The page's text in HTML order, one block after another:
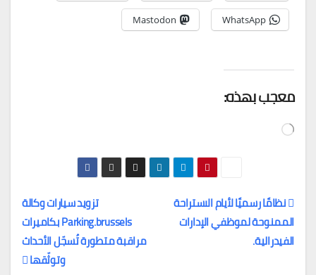
WhatsApp
Mastodon
معجب بهذه:
جاري
تصفّح
المقالات
تزويد سيارات وكالة
Parking.brussels بكاميرات
مراقبة متطورة تُسجّل الأحداث
وتوثّقها
نظامًا رسميًا لأيام الاستراحة
الممنوحة لموظفي الإدارات
الفيدرالية.